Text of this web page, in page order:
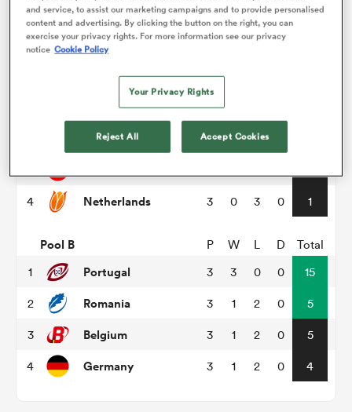
Rugby Europe Championship
P
Georgia 3
Spain 3 2 1
4 Netherlands 3 0 3 0 1
Pool B P W L D
Total
1
Portugal 3 3 0 0 15
2 Romania 3 1 2 0 5
3 Belgium 3 1 2 0 5
4 Germany 3 1 2 0 4
and service, to assist our marketing campaigns and to provide personalised
content and advertising. By clicking the button on the right, you can
exercise your privacy rights. For more information see our privacy
notice Cookie Policy
Your Privacy Rights
Reject All Accept Cookies